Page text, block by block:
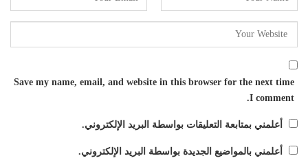
Save my name, email, and website in this browser for the next time
I comment.
أعلمني بمتابعة التعليقات بواسطة البريد الإلكتروني.
أعلمني بالمواضيع الجديدة بواسطة البريد الإلكتروني.